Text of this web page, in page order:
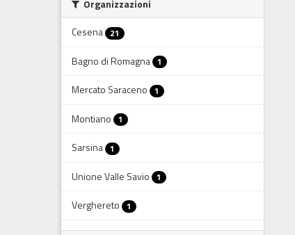
Organizzazioni
Cesena 21
Bagno di Romagna 1
Mercato Saraceno 1
Montiano 1
Sarsina 1
Unione Valle Savio 1
Verghereto 1